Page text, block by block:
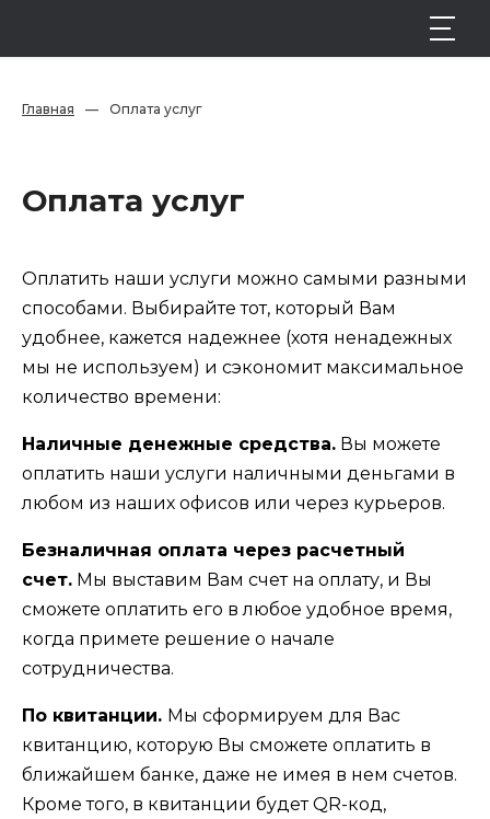
Главная — Оплата услуг
Оплата услуг
Оплатить наши услуги можно самыми разными
способами. Выбирайте тот, который Вам
удобнее, кажется надежнее (хотя ненадежных
мы не используем) и сэкономит максимальное
количество времени:
Наличные денежные средства. Вы можете
оплатить наши услуги наличными деньгами в
любом из наших офисов или через курьеров.
Безналичная оплата через расчетный
счет. Мы выставим Вам счет на оплату, и Вы
сможете оплатить его в любое удобное время,
когда примете решение о начале
сотрудничества.
По квитанции. Мы сформируем для Вас
квитанцию, которую Вы сможете оплатить в
ближайшем банке, даже не имея в нем счетов.
Кроме того, в квитанции будет QR-код,